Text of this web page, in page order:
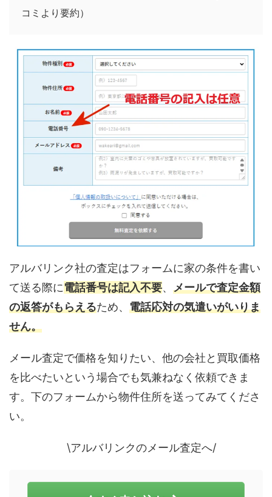
コミより要約）
アルバリンク社の査定はフォームに家の条件を書い
て送る際に電話番号は記入不要、 メールで査定金額
の返答がもらえるため、 電話応対の気遣いがいりま
せん。
メール査定で価格を知りたい、他の会社と買取価格
を比べたいという場合でも気兼ねなく依頼できま
す。下のフォームから物件住所を送ってみてくださ
い。
\アルバリンクのメール査定へ/